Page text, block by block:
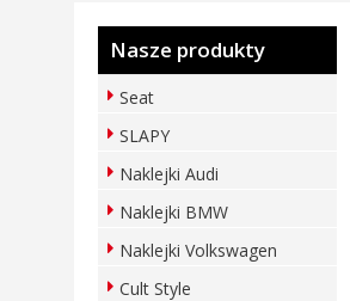
Nasze produkty
Seat
SLAPY
Naklejki Audi
Naklejki BMW
Naklejki Volkswagen
Cult Style